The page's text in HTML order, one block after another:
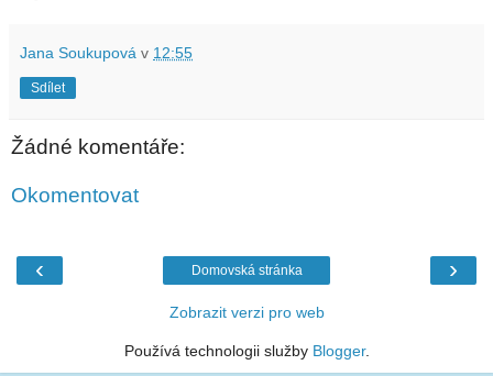
Jana Soukupová v 12:55
Sdílet
Žádné komentáře:
Okomentovat
‹ ›
Domovská stránka
Zobrazit verzi pro web
Používá technologii služby Blogger.